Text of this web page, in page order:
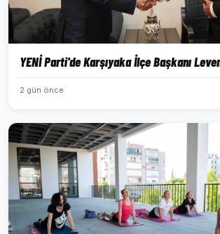
YENİ Parti'de Karşıyaka İlçe Başkanı
2 gün önce